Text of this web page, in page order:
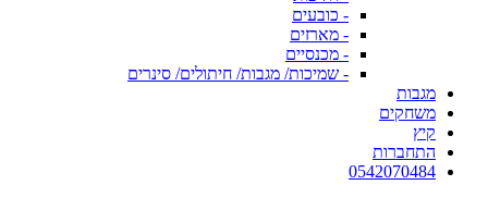
- כובעים
- מארזים
- מכנסיים
- שמיכות/ מגבות/ חיתולים/ סינרים
מגבות
משחקים
קיץ
התחברות
0542070484